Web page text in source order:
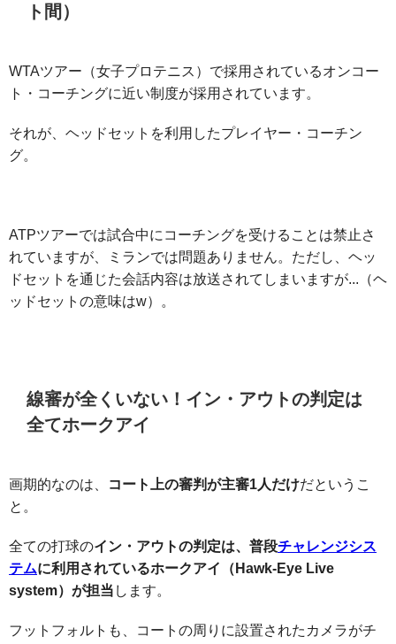
ト間）
WTAツアー（女子プロテニス）で採用されているオンコー
ト・コーチングに近い制度が採用されています。
それが、ヘッドセットを利用したプレイヤー・コーチン
グ。
ATPツアーでは試合中にコーチングを受けることは禁止さ
れていますが、ミランでは問題ありません。ただし、ヘッ
ドセットを通じた会話内容は放送されてしまいますが...（ヘ
ッドセットの意味はw）。
線審が全くいない！イン・アウトの判定は
全てホークアイ
画期的なのは、 コート上の審判が主審1人だけだというこ
と。
全ての打球のイン・アウトの判定は、普段チャレンジシス
テムに利用されているホークアイ（Hawk-Eye Live
system）が担当 します。
フットフォルトも、コートの周りに設置されたカメラがチ